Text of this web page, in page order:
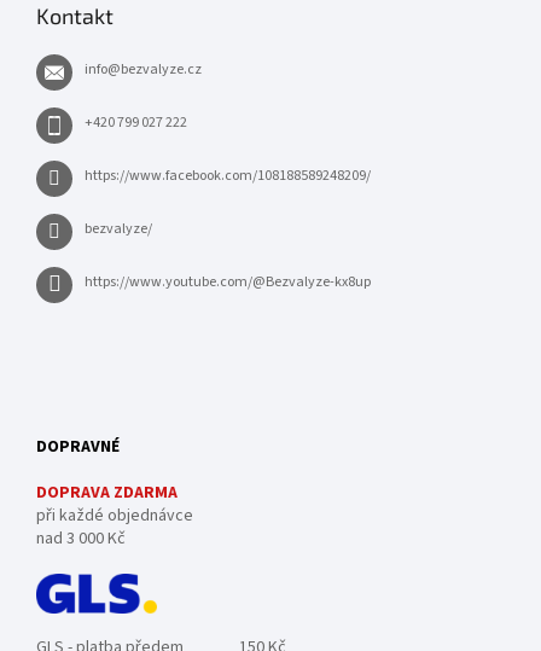
Kontakt
info@bezvalyze.cz
+420 799 027 222
https://www.facebook.com/108188589248209/
bezvalyze/
https://www.youtube.com/@Bezvalyze-kx8up
DOPRAVNÉ
DOPRAVA ZDARMA
při každé objednávce
nad 3 000 Kč